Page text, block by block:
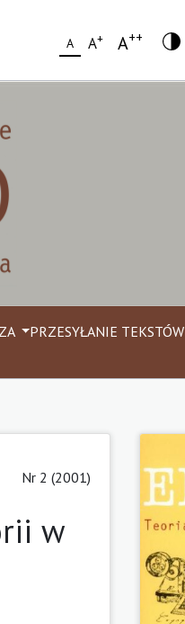
A A+ A++
PRZESYŁANIE TEKSTÓW
Nr 2 (2001)
w